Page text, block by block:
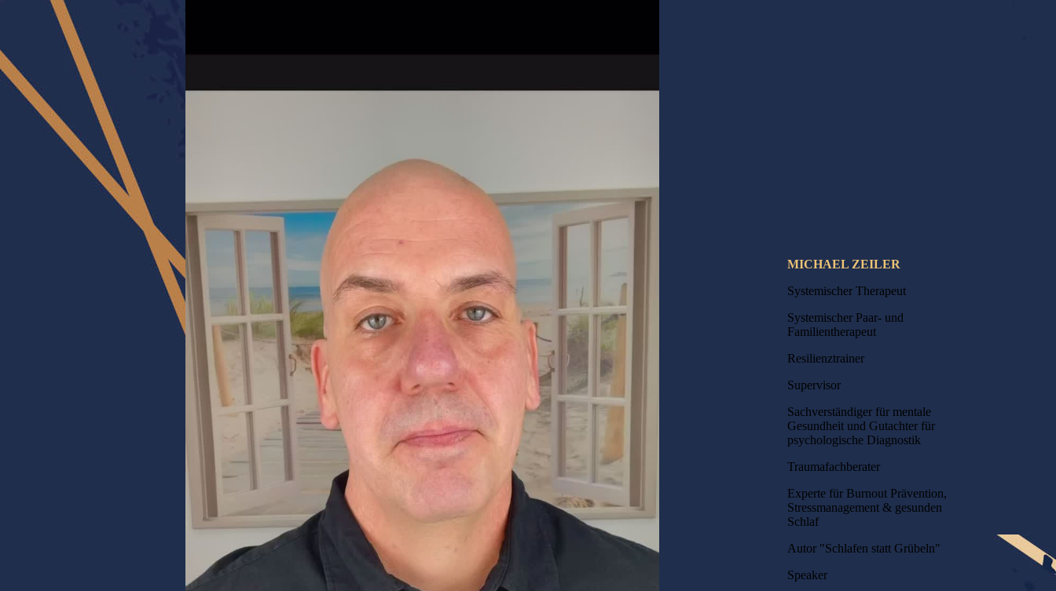
MICHAEL ZEILER
Systemischer Therapeut
Systemischer Paar- und
Familientherapeut
Resilienztrainer
Supervisor
Sachverständiger für mentale
Gesundheit und Gutachter für
psychologische Diagnostik
Traumafachberater
Experte für Burnout Prävention,
Stressmanagement & gesunden
Schlaf
Autor "Schlafen statt Grübeln"
Speaker